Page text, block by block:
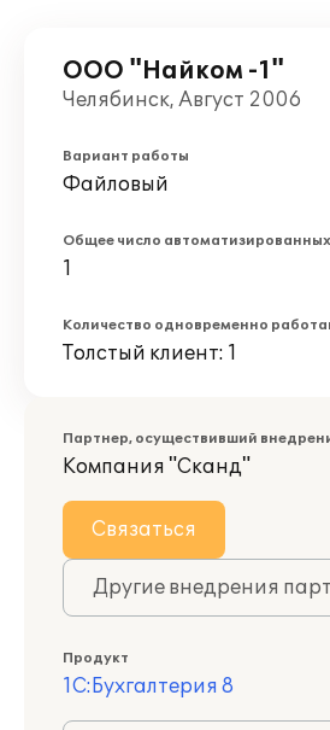
ООО "Найком -1"
Челябинск, Август 2006
Вариант работы
Файловый
Общее число
1
Количество одновременно
Толстый клиент: 1
Партнер, осуществивший
Компания "Сканд"
Связаться
Другие внедрения
Продукт
1С:Бухгалтерия 8